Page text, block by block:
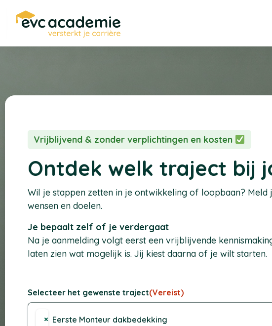
Vrijblijvend & zonder verplichtingen en kosten
Ontdek welk traject bij
Wil je stappen zetten in je ontwikkeling of loopbaan?
wensen en doelen.
Je bepaalt zelf of je verdergaat
Na je aanmelding volgt eerst een vrijblijvende
laten zien wat mogelijk is. Jij kiest daarna of je wilt starten.
Selecteer het gewenste traject(Vereist)
× Eerste Monteur dakbedekking